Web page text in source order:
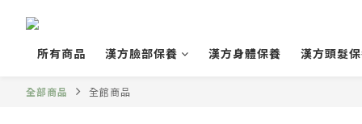
所有商品 漢方臉部保養 漢方身體保養 漢方頭髮
全部商品 全館商品